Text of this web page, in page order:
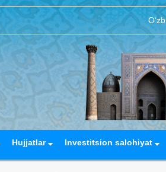
O‘zb
Hujjatlar Investitsion salohiyat